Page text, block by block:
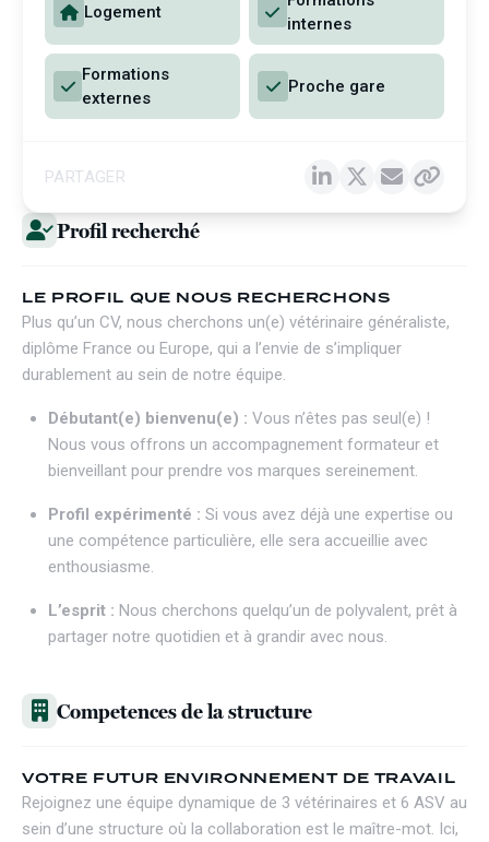
Profil recherché
LE PROFIL QUE NOUS RECHERCHONS
Plus qu’un CV, nous cherchons un(e) vétérinaire généraliste,
diplôme France ou Europe, qui a l’envie de s’impliquer
durablement au sein de notre équipe.
Débutant(e) bienvenu(e) : Vous n’êtes pas seul(e) !
Nous vous offrons un accompagnement formateur et
bienveillant pour prendre vos marques sereinement.
Profil expérimenté : Si vous avez déjà une expertise ou
une compétence particulière, elle sera accueillie avec
enthousiasme.
L’esprit : Nous cherchons quelqu’un de polyvalent, prêt à
partager notre quotidien et à grandir avec nous.
Competences de la structure
VOTRE FUTUR ENVIRONNEMENT DE TRAVAIL
Rejoignez une équipe dynamique de 3 vétérinaires et 6 ASV au
sein d’une structure où la collaboration est le maître-mot. Ici,
Logement
internes
Formations
externes
Proche gare
PARTAGER